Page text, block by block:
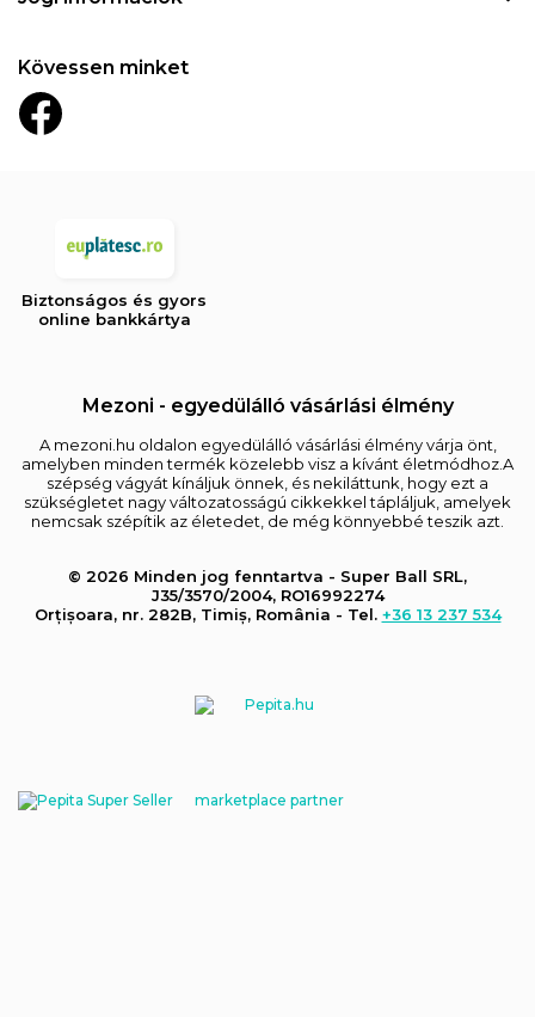
Kövessen minket
Biztonságos és gyors
online bankkártya
Mezoni - egyedülálló vásárlási élmény
A mezoni.hu oldalon egyedülálló vásárlási élmény várja önt,
amelyben minden termék közelebb visz a kívánt életmódhoz.A
szépség vágyát kínáljuk önnek, és nekiláttunk, hogy ezt a
szükségletet nagy változatosságú cikkekkel tápláljuk, amelyek
nemcsak szépítik az életedet, de még könnyebbé teszik azt.
© 2026 Minden jog fenntartva - Super Ball SRL,
J35/3570/2004, RO16992274
Orțișoara, nr. 282B, Timiș, România - Tel. +36 13 237 534
marketplace partner